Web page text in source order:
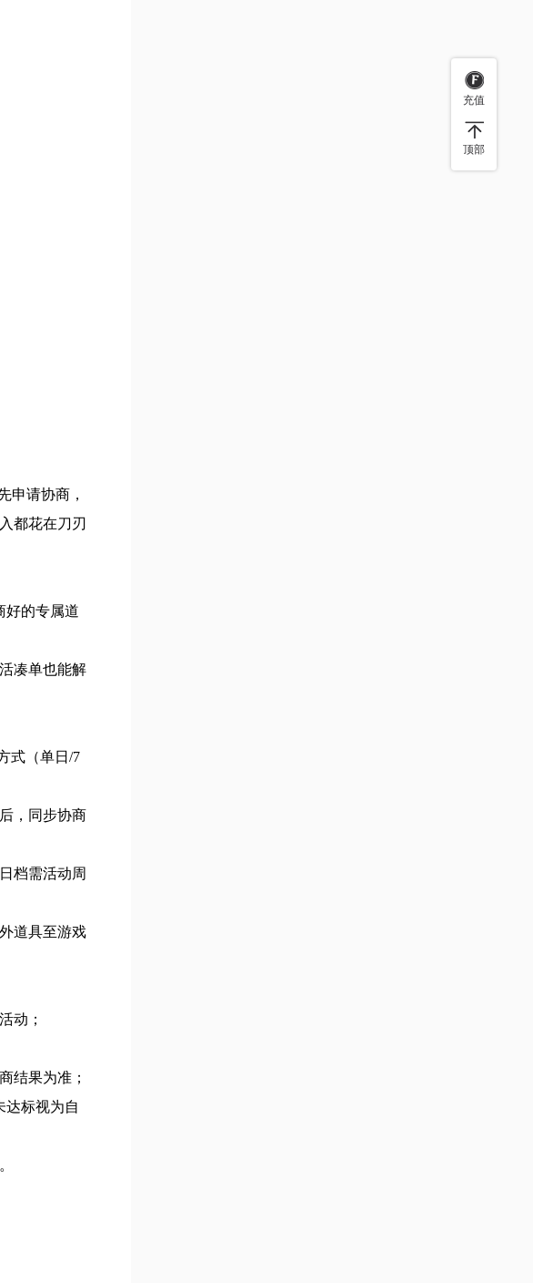
申请协商，
都花在刀刃
好的专属道
凑单也能解
式（单日/7
，同步协商
档需活动周
道具至游戏
动；
结果为准；
达标视为自
充值
顶部